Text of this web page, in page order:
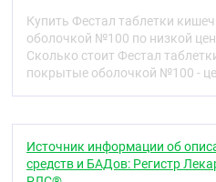
Фармакологические
Фармакодинамика
Препарат компенсирует
внешнесекреторной
железы за счёт
протеолитическое,
липолйтическое действие.
Купить Фестал таблетки
оболочкой №100 по низкой
Сколько стоит Фестал
покрытые оболочкой №100 -
Источник информации об
средств и БАДов: Регистр